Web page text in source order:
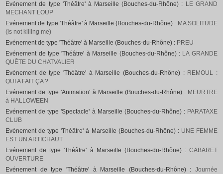
Evénement de type 'Théâtre' à Marseille (Bouches-du-Rhône) : LE GRAND
MECHANT LOUP
Evénement de type 'Théâtre' à Marseille (Bouches-du-Rhône) : MA SOLITUDE
(is not killing me)
Evénement de type 'Théâtre' à Marseille (Bouches-du-Rhône) : PREU
Evénement de type 'Théâtre' à Marseille (Bouches-du-Rhône) : LA GRANDE
QUÊTE DU CHATVALIER
Evénement de type 'Théâtre' à Marseille (Bouches-du-Rhône) : REMOUL :
QUI A FAIT ÇA ?
Evénement de type 'Animation' à Marseille (Bouches-du-Rhône) : MEURTRE
à HALLOWEEN
Evénement de type 'Spectacle' à Marseille (Bouches-du-Rhône) : PARATAXE
CLUB
Evénement de type 'Théâtre' à Marseille (Bouches-du-Rhône) : UNE FEMME
EST UN ARTICHAUT
Evénement de type 'Théâtre' à Marseille (Bouches-du-Rhône) : CABARET
OUVERTURE
Evénement de type 'Théâtre' à Marseille (Bouches-du-Rhône) : Journée